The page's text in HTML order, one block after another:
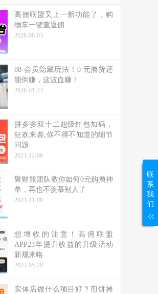
高佣联盟又上一新功能了，购
物车一键查返佣
2026-08-03
88 会员隐藏玩法！0 元撸货还
能倒赚，这波血赚！
2026-01-23
拼多多双十二超级红包加码，
狂欢来袭,你不得不知道的细节
问题
2023-12-06
聚财熊团队教你如何0元购撸神
单，再也不羡慕别人了
2023-11-08
想增收的注意！高佣联盟
APP23年提升收益的升级活动
新规来咯
2023-05-20
实体店做什么项目好？煎饼摊
联
系
我
们